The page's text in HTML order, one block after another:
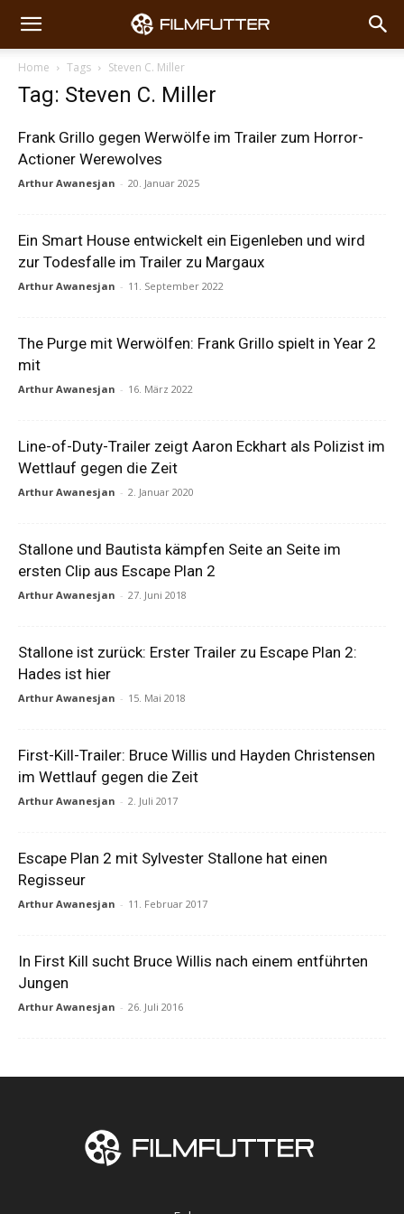
Home Tags Steven C. Miller
Tag: Steven C. Miller
Frank Grillo gegen Werwölfe im Trailer zum Horror-
Actioner Werewolves
Arthur Awanesjan - 20. Januar 2025
Ein Smart House entwickelt ein Eigenleben und wird
zur Todesfalle im Trailer zu Margaux
Arthur Awanesjan - 11. September 2022
The Purge mit Werwölfen: Frank Grillo spielt in Year 2
mit
Arthur Awanesjan - 16. März 2022
Line-of-Duty-Trailer zeigt Aaron Eckhart als Polizist im
Wettlauf gegen die Zeit
Arthur Awanesjan - 2. Januar 2020
Stallone und Bautista kämpfen Seite an Seite im
ersten Clip aus Escape Plan 2
Arthur Awanesjan - 27. Juni 2018
Stallone ist zurück: Erster Trailer zu Escape Plan 2:
Hades ist hier
Arthur Awanesjan - 15. Mai 2018
First-Kill-Trailer: Bruce Willis und Hayden Christensen
im Wettlauf gegen die Zeit
Arthur Awanesjan - 2. Juli 2017
Escape Plan 2 mit Sylvester Stallone hat einen
Regisseur
Arthur Awanesjan - 11. Februar 2017
In First Kill sucht Bruce Willis nach einem entführten
Jungen
Arthur Awanesjan - 26. Juli 2016